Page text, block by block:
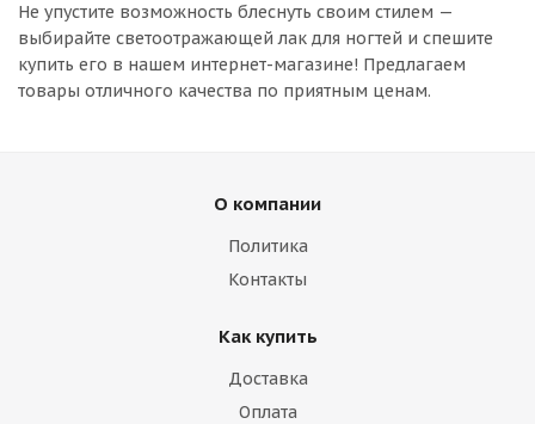
Не упустите возможность блеснуть своим стилем —
выбирайте светоотражающей лак для ногтей и спешите
купить его в нашем интернет-магазине! Предлагаем
товары отличного качества по приятным ценам.
О компании
Политика
Контакты
Как купить
Доставка
Оплата